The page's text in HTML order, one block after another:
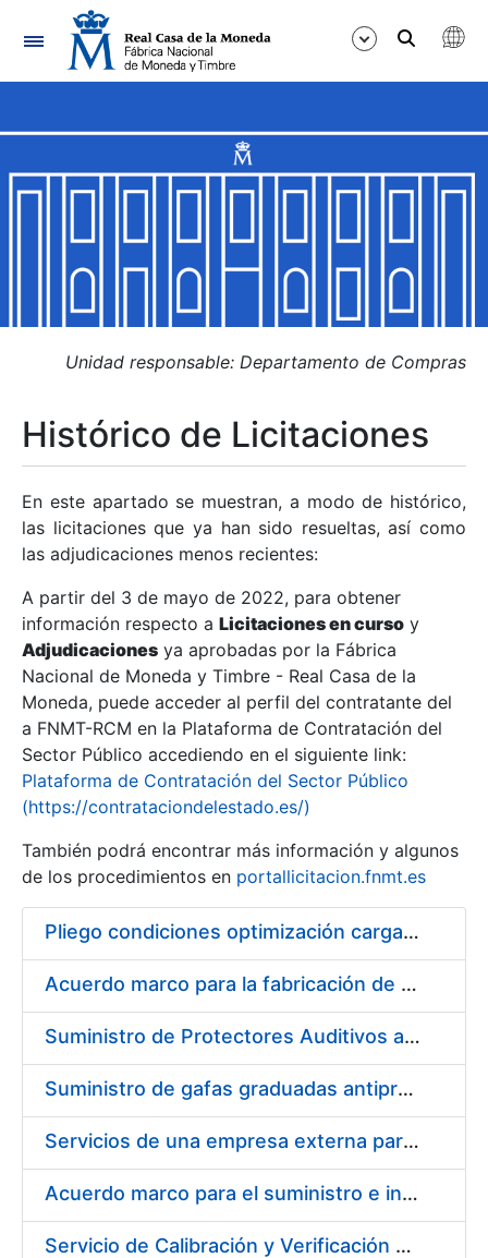
Navegación
Mostrar/Ocultar
Mostrar/Ocultar
Mostrar/Ocultar
Mostrar/Ocultar
Mostrar/Ocultar
Mostrar/Ocultar
Unidad responsable: Departamento de Compras
Histórico de Licitaciones
En este apartado se muestran, a modo de histórico,
las licitaciones que ya han sido resueltas, así como
las adjudicaciones menos recientes:
A partir del 3 de mayo de 2022, para obtener
información respecto a Licitaciones en curso y
Adjudicaciones ya aprobadas por la Fábrica
Nacional de Moneda y Timbre - Real Casa de la
Moneda, puede acceder al perfil del contratante del
a FNMT-RCM en la Plataforma de Contratación del
Sector Público accediendo en el siguiente link:
Plataforma de Contratación del Sector Público
(https://contrataciondelestado.es/)
También podrá encontrar más información y algunos
de los procedimientos en portallicitacion.fnmt.es
Pliego condiciones optimización cargas compras firmado
Acuerdo marco para la fabricación de piezas
Suministro de Protectores Auditivos a medida para las personas trabajadoras de los Centros de Trabajo de Madrid y Burgos
Suministro de gafas graduadas antiproyecciones para los trabajadores de la FNMT-RCM en los centros de trabajo de Madrid y Burgos
Servicios de una empresa externa para el asesoramiento y resolución de los recursos de alzada que se presentan relacionados con procesos de selección para la FNMT-RCM
Acuerdo marco para el suministro e instalación de persianas, estores y otros complementos
Servicio de Calibración y Verificación Externa de los Equipos de Medición del Servicio de Prevención de la FNMT-RCM